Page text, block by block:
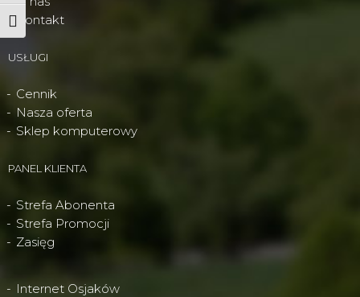
Powiększ tekst
Kontakt
USŁUGI
Cennik
Nasza oferta
Sklep komputerowy
PANEL KLIENTA
Strefa Abonenta
Strefa Promocji
Zasięg
Internet Osjaków